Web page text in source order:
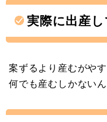
実際に出産
案ずるより産むがや
何でも産むしかない